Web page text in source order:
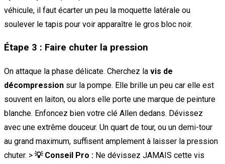
véhicule, il faut écarter un peu la moquette latérale ou
soulever le tapis pour voir apparaître le gros bloc noir.
Étape 3 : Faire chuter la pression
On attaque la phase délicate. Cherchez la vis de
décompression sur la pompe. Elle brille un peu car elle est
souvent en laiton, ou alors elle porte une marque de peinture
blanche. Enfoncez bien votre clé Allen dedans. Dévissez
avec une extrême douceur. Un quart de tour, ou un demi-tour
au grand maximum, suffisent amplement à laisser la pression
chuter. > 💡 Conseil Pro : Ne dévissez JAMAIS cette vis